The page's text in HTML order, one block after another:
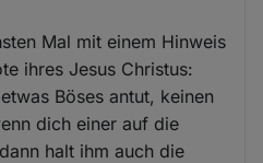
Mal mit einem Hinweis
ihres Jesus Christus:
Böses antut, keinen
dich einer auf die
halt ihm auch die